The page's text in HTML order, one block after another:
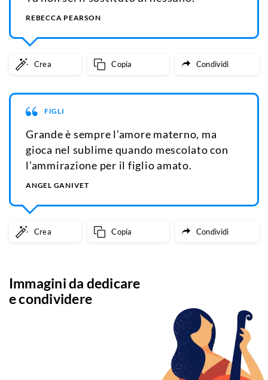
REBECCA PEARSON
Crea Copia Condividi
FIGLI
Grande è sempre l’amore materno, ma
gioca nel sublime quando mescolato con
l’ammirazione per il figlio amato.
ANGEL GANIVET
Crea Copia Condividi
Immagini da dedicare
e condividere